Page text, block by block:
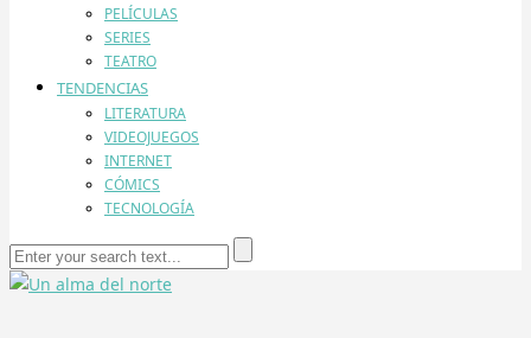
PELÍCULAS
SERIES
TEATRO
TENDENCIAS
LITERATURA
VIDEOJUEGOS
INTERNET
CÓMICS
TECNOLOGÍA